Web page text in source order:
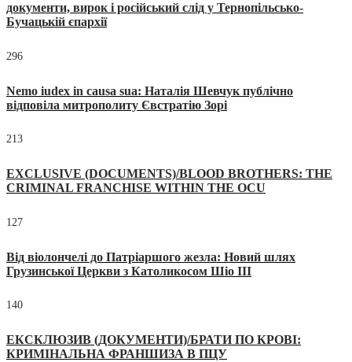
документи, вирок і російський слід у Тернопільсько-
Бучацькій єпархії
296
Nemo iudex in causa sua: Наталія Шевчук публічно
відповіла митрополиту Євстратію Зорі
213
EXCLUSIVE (DOCUMENTS)/BLOOD BROTHERS: THE
CRIMINAL FRANCHISE WITHIN THE OCU
127
Від віолончелі до Патріаршого жезла: Новий шлях
Грузинської Церкви з Католикосом Шіо III
140
ЕКСКЛЮЗИВ (ДОКУМЕНТИ)/БРАТИ ПО КРОВІ:
КРИМІНАЛЬНА ФРАНШИЗА В ПЦУ